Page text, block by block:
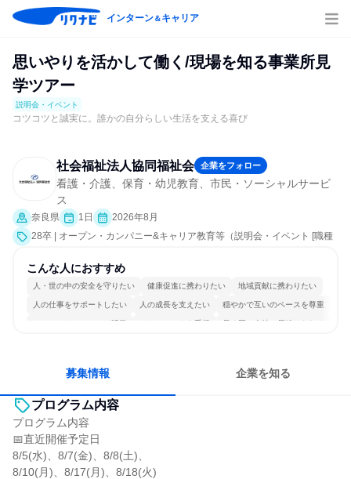
インターン＆キャリア
思いやりを活かして働く/現場を知る事業所見
学ツアー
説明会・イベント
コツコツと誠実に。誰かの自分らしい生活を支える喜び
社会福祉法人協同福祉会 企業をフォロー
看護・介護、保育・幼児教育、市民・ソーシャルサービ
ス
奈良県 1日
2026年8月
28卒 | オープン・カンパニー&キャリア教育等（説明会・イベント [職種
こんな人におすすめ
人・世の中の安全を守りたい 健康促進に携わりたい 地域貢献に携わりたい
人の仕事をサポートしたい 人の成長を支えたい 穏やかで互いのペースを尊重
コミュニケーションが活発 チームワークを重視 長く同じ会社に居続けられる
募集情報 企業を知る
プログラム内容
プログラム内容
📅直近開催予定日
8/5(水)、8/7(金)、8/8(土)、
8/10(月)、8/17(月)、8/18(火)